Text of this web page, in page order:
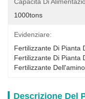
1000tons
Evidenziare:
Fertilizzante Di Pianta
Fertilizzante Di Pianta
Fertilizzante
Descrizione Del